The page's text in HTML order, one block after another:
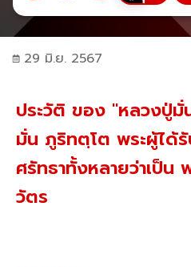
29 มิ.ย. 2567
ประวัติ ของ "หลวงปู่
มั่น ภูริทตฺโต พระผู้ได้
ศรัทธาทั้งหลายว่าเป็น
วัตร